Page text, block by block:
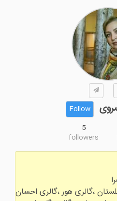
Follow
5
followers